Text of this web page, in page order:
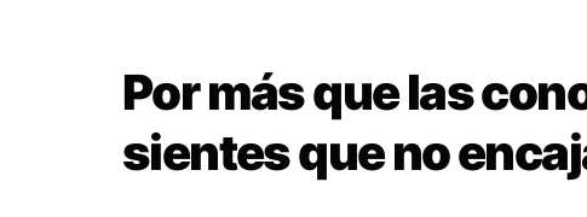
Por más que las
sientes que no